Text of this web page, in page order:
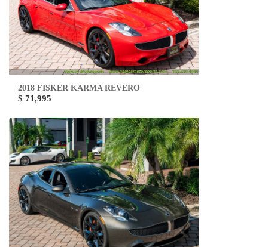
2018 FISKER KARMA REVERO
$ 71,995